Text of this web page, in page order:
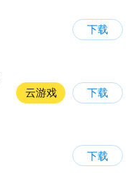
下载
云游戏 下载
下载